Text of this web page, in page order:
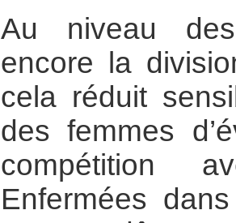
Au niveau
encore la
cela réduit
des femmes
compétition
Enfermées